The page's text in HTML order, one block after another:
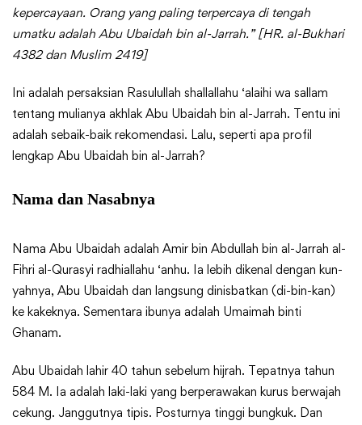
Amanah.
kepercayaan. Orang yang paling terpercaya di tengah
umatku adalah Abu Ubaidah bin al-Jarrah.” [HR. al-Bukhari
4382 dan Muslim 2419]
Ini adalah persaksian Rasulullah shallallahu ‘alaihi wa sallam
tentang mulianya akhlak Abu Ubaidah bin al-Jarrah. Tentu ini
adalah sebaik-baik rekomendasi. Lalu, seperti apa profil
lengkap Abu Ubaidah bin al-Jarrah?
Nama dan Nasabnya
Nama Abu Ubaidah adalah Amir bin Abdullah bin al-Jarrah al-
Fihri al-Qurasyi radhiallahu ‘anhu. Ia lebih dikenal dengan kun-
yahnya, Abu Ubaidah dan langsung dinisbatkan (di-bin-kan)
ke kakeknya. Sementara ibunya adalah Umaimah binti
Ghanam.
Abu Ubaidah lahir 40 tahun sebelum hijrah. Tepatnya tahun
584 M. Ia adalah laki-laki yang berperawakan kurus berwajah
cekung. Janggutnya tipis. Posturnya tinggi bungkuk. Dan